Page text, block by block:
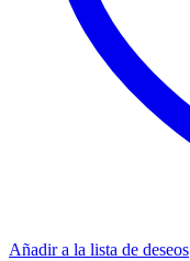
Añadir a la lista de deseos